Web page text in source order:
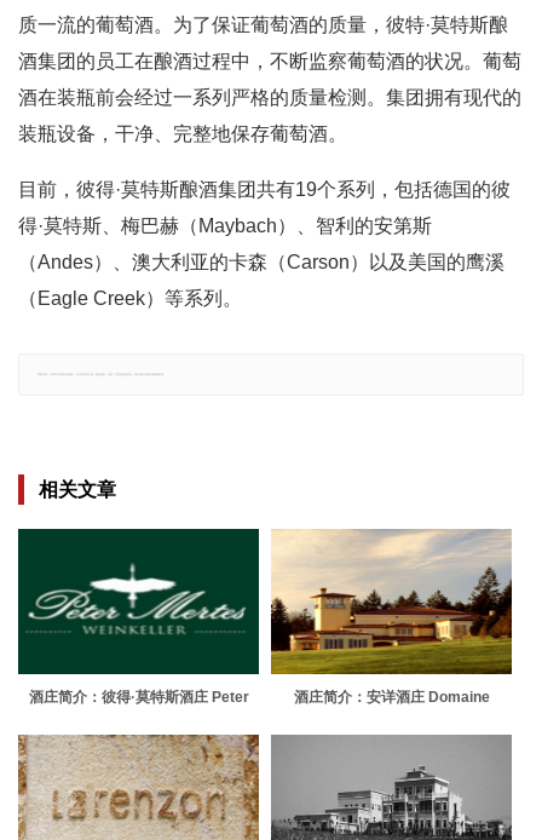
质一流的葡萄酒。为了保证葡萄酒的质量，彼特·莫特斯酿
酒集团的员工在酿酒过程中，不断监察葡萄酒的状况。葡萄
酒在装瓶前会经过一系列严格的质量检测。集团拥有现代的
装瓶设备，干净、完整地保存葡萄酒。
目前，彼得·莫特斯酿酒集团共有19个系列，包括德国的彼
得·莫特斯、梅巴赫（Maybach）、智利的安第斯
（Andes）、澳大利亚的卡森（Carson）以及美国的鹰溪
（Eagle Creek）等系列。
相关文章
酒庄简介：彼得·莫特斯酒庄 Peter
酒庄简介：安详酒庄 Domaine